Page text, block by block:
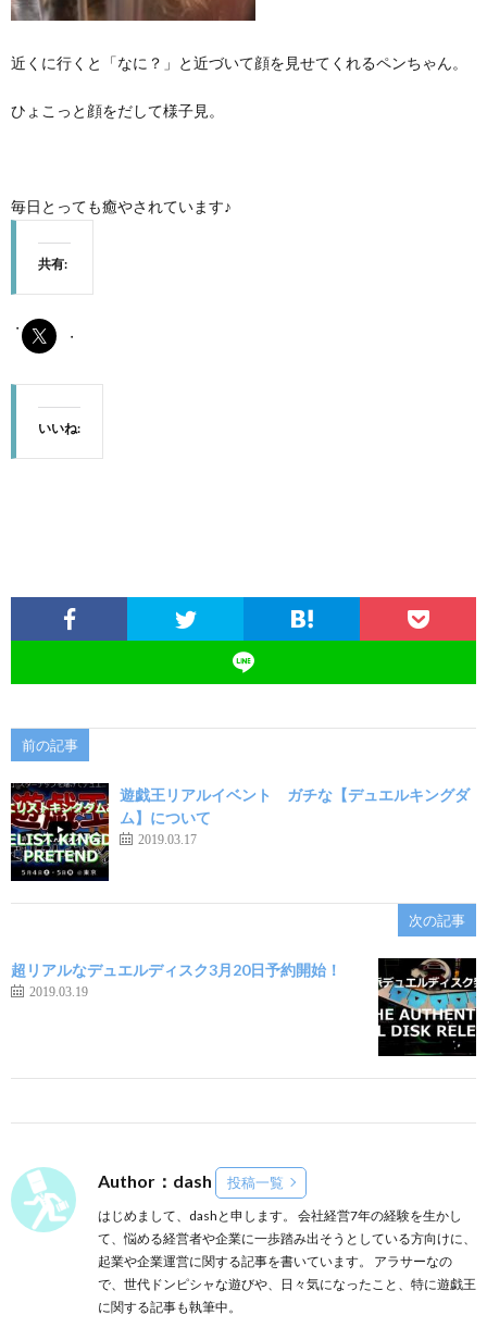
近くに行くと「なに？」と近づいて顔を見せてくれるペンちゃん。
ひょこっと顔をだして様子見。
毎日とっても癒やされています♪
共有:
いいね:
前の記事
遊戯王リアルイベント ガチな【デュエルキングダ
ム】について
2019.03.17
次の記事
超リアルなデュエルディスク3月20日予約開始！
2019.03.19
Author：dash 投稿一覧
はじめまして、dashと申します。 会社経営7年の経験を生かし
て、悩める経営者や企業に一歩踏み出そうとしている方向けに、
起業や企業運営に関する記事を書いています。 アラサーなの
で、世代ドンピシャな遊びや、日々気になったこと、特に遊戯王
に関する記事も執筆中。